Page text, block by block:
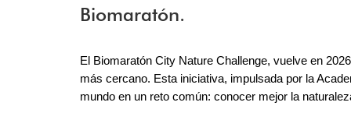
Biomaratón.
El Biomaratón City Nature Challenge, vuelve en
más cercano. Esta iniciativa, impulsada por la
mundo en un reto común: conocer mejor la